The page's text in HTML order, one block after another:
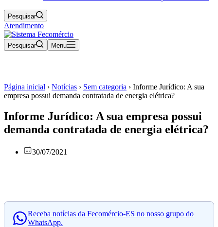
Pesquisar
Atendimento
Pesquisar Menu
Página inicial › Notícias › Sem categoria › Informe Jurídico: A sua
empresa possui demanda contratada de energia elétrica?
Informe Jurídico: A sua empresa possui
demanda contratada de energia elétrica?
30/07/2021
Receba notícias da Fecomércio-ES no nosso grupo do
WhatsApp.